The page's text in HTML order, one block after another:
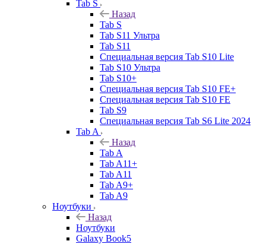
Tab S
Назад
Tab S
Tab S11 Ультра
Tab S11
Специальная версия Tab S10 Lite
Tab S10 Ультра
Tab S10+
Специальная версия Tab S10 FE+
Специальная версия Tab S10 FE
Tab S9
Специальная версия Tab S6 Lite 2024
Tab A
Назад
Tab A
Tab A11+
Tab A11
Tab A9+
Tab A9
Ноутбуки
Назад
Ноутбуки
Galaxy Book5